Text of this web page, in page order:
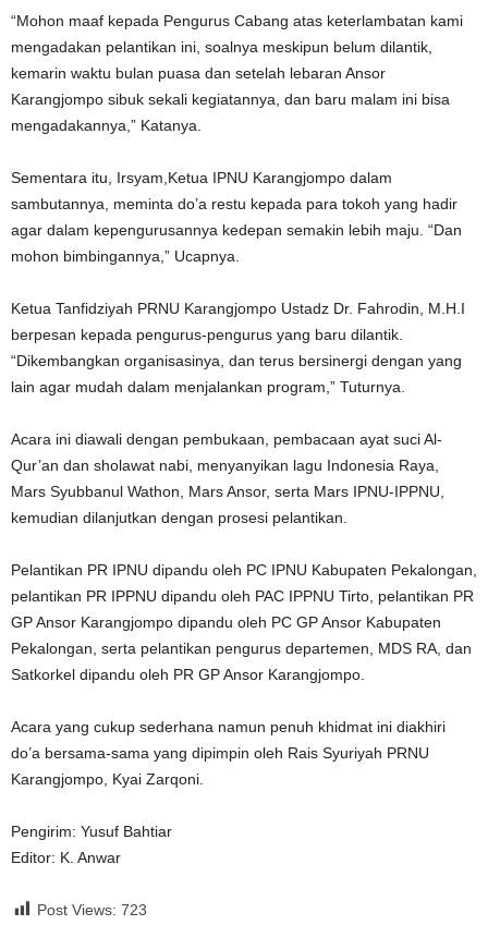
“Mohon maaf kepada Pengurus Cabang atas keterlambatan kami
mengadakan pelantikan ini, soalnya meskipun belum dilantik,
kemarin waktu bulan puasa dan setelah lebaran Ansor
Karangjompo sibuk sekali kegiatannya, dan baru malam ini bisa
mengadakannya,” Katanya.
Sementara itu, Irsyam,Ketua IPNU Karangjompo dalam
sambutannya, meminta do’a restu kepada para tokoh yang hadir
agar dalam kepengurusannya kedepan semakin lebih maju. “Dan
mohon bimbingannya,” Ucapnya.
Ketua Tanfidziyah PRNU Karangjompo Ustadz Dr. Fahrodin, M.H.I
berpesan kepada pengurus-pengurus yang baru dilantik.
“Dikembangkan organisasinya, dan terus bersinergi dengan yang
lain agar mudah dalam menjalankan program,” Tuturnya.
Acara ini diawali dengan pembukaan, pembacaan ayat suci Al-
Qur’an dan sholawat nabi, menyanyikan lagu Indonesia Raya,
Mars Syubbanul Wathon, Mars Ansor, serta Mars IPNU-IPPNU,
kemudian dilanjutkan dengan prosesi pelantikan.
Pelantikan PR IPNU dipandu oleh PC IPNU Kabupaten Pekalongan,
pelantikan PR IPPNU dipandu oleh PAC IPPNU Tirto, pelantikan PR
GP Ansor Karangjompo dipandu oleh PC GP Ansor Kabupaten
Pekalongan, serta pelantikan pengurus departemen, MDS RA, dan
Satkorkel dipandu oleh PR GP Ansor Karangjompo.
Acara yang cukup sederhana namun penuh khidmat ini diakhiri
do’a bersama-sama yang dipimpin oleh Rais Syuriyah PRNU
Karangjompo, Kyai Zarqoni.
Pengirim: Yusuf Bahtiar
Editor: K. Anwar
Post Views: 723